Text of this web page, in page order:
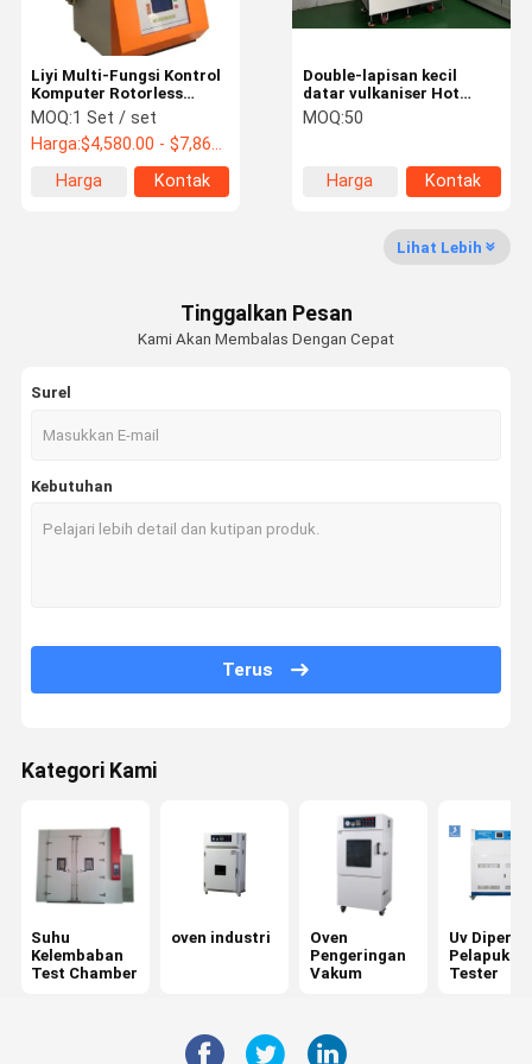
Termometer inframerah medis
Double-lapisan kecil
datar vulkaniser Hot
press Mesin untuk Plastik
MOQ:50
Harga
Kontak
Liyi Multi-Fungsi Kontrol
Komputer Rotorless
Rubber Rheometer
MOQ:1 Set / set
Harga:$4,580.00 - $7,860.00/ Set
Harga
Kontak
Lihat Lebih
Tinggalkan Pesan
Kami Akan Membalas Dengan Cepat
Surel
Kebutuhan
Terus
Kategori Kami
Suhu
Kelembaban
Test Chamber
oven industri
Oven
Pengeringan
Vakum
Uv
Pelapukan
Tester